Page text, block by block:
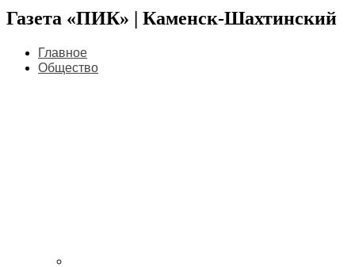
Газета «ПИК» | Каменск-Шахтинский
Главное
Общество